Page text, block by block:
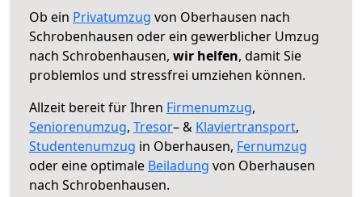
Ob ein Privatumzug von Oberhausen nach
Schrobenhausen oder ein gewerblicher Umzug
nach Schrobenhausen, wir helfen, damit Sie
problemlos und stressfrei umziehen können.
Allzeit bereit für Ihren Firmenumzug,
Seniorenumzug, Tresor– & Klaviertransport,
Studentenumzug in Oberhausen, Fernumzug
oder eine optimale Beiladung von Oberhausen
nach Schrobenhausen.